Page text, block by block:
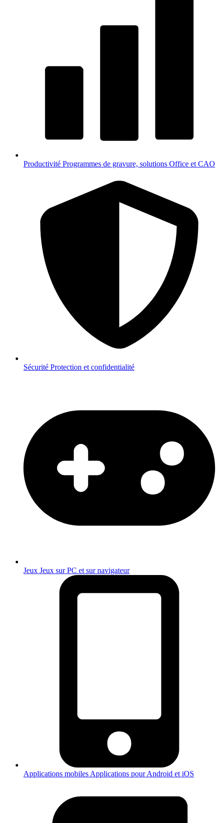
Productivité Programmes de gravure, solutions Office et CAO
Sécurité Protection et confidentialité
Jeux Jeux sur PC et sur navigateur
Applications mobiles Applications pour Android et iOS